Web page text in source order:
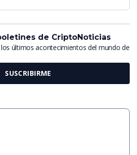
de CriptoNoticias
últimos acontecimientos del mundo de
SUSCRIBIRME